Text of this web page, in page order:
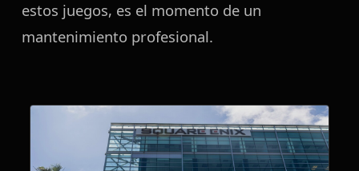
estos juegos, es el momento de un
mantenimiento profesional.